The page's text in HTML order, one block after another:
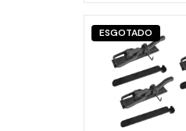
ESGOTADO